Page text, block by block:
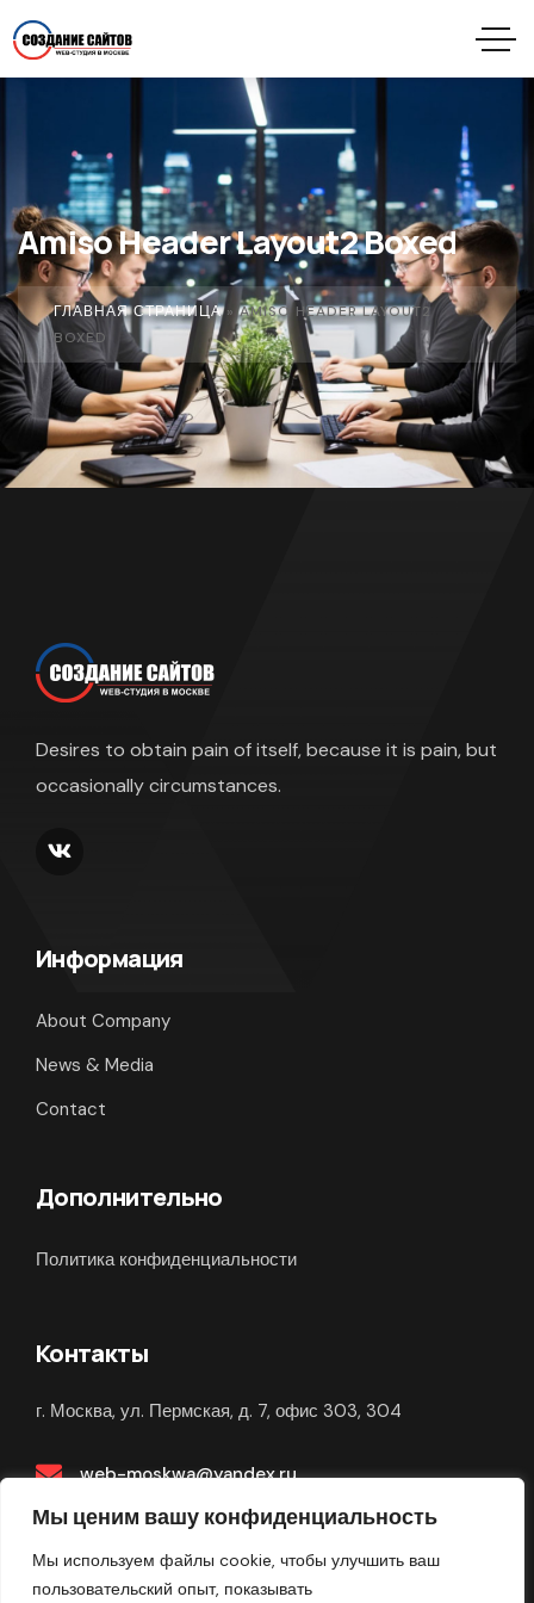
Мы ценим вашу конфиденциальность
Мы используем файлы cookie, чтобы улучшить ваш
пользовательский опыт, показывать
Amiso Header Layout2 Boxed
ГЛАВНАЯ СТРАНИЦА»AMISO HEADER LAYOUT2
BOXED
Desires to obtain pain of itself, because it is pain, but
occasionally circumstances.
Информация
About Company
News & Media
Contact
Дополнительно
Политика конфиденциальности
Контакты
г. Москва, ул. Пермская, д. 7, офис 303, 304
web-moskwa@yandex.ru
Связаться в Telegram